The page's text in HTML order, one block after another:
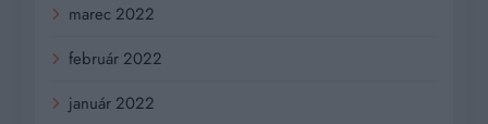
marec 2022
február 2022
január 2022